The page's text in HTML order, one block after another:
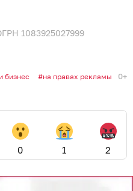
1083925027999
бизнес на правах рекламы 0+
0 1 2